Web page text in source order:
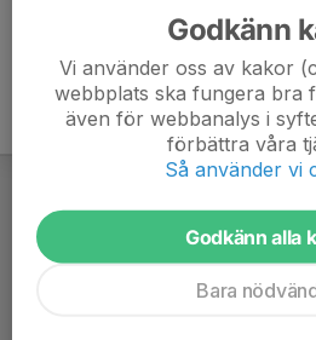
Godkänn
Vi använder oss av kakor
webbplats ska fungera bra
även för webbanalys i
förbättra våra
Så använder vi
Godkänn alla
Bara